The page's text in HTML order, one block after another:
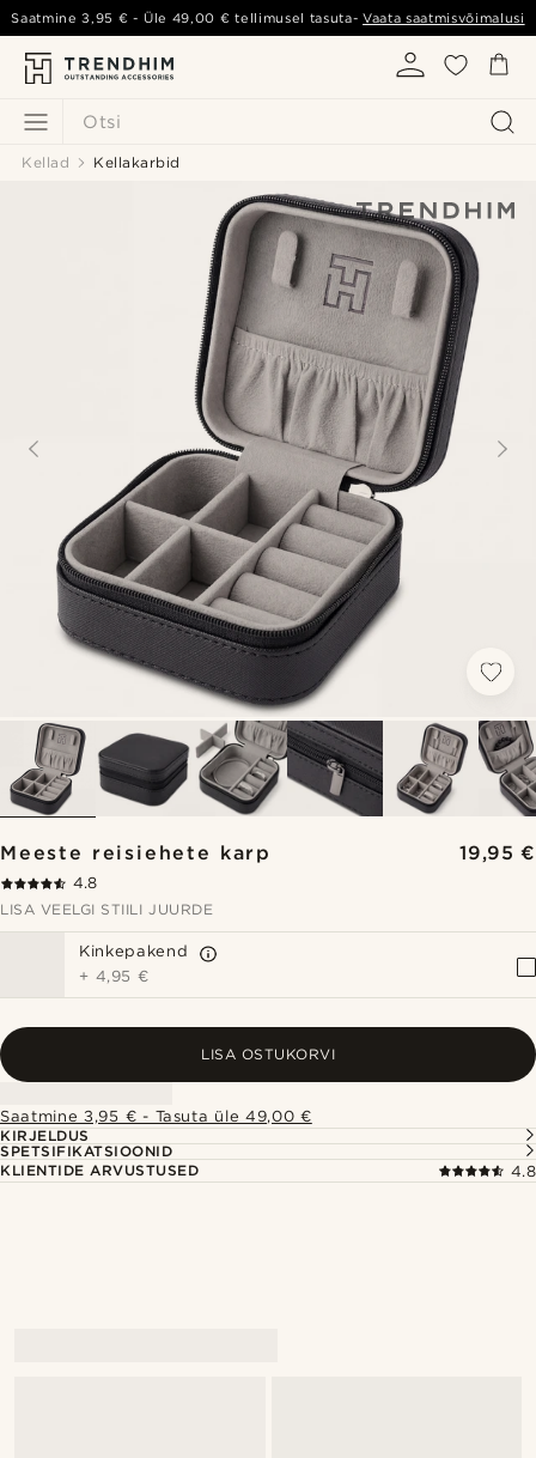
Otsi
Saatmine3,95 € - Üle 49,00 € tellimusel tasuta-Vaata saatmisvõimalusi
Kellad Kellakarbid
Meeste reisiehete karp 19,95 €
4.8
LISA VEELGI STIILI JUURDE
Kinkepakend
+ 4,95 €
LISA OSTUKORVI
Saatmine 3,95 € - Tasuta üle 49,00 €
KIRJELDUS
SPETSIFIKATSIOONID
KLIENTIDE ARVUSTUSED
4.8